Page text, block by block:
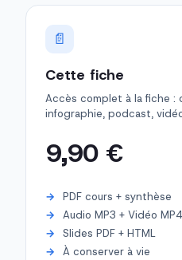
📄
Cette fiche
Accès complet à la fiche :
infographie, podcast,
9,90 €
PDF cours + synthèse
Audio MP3 + Vidéo MP4
Slides PDF + HTML
À conserver à vie